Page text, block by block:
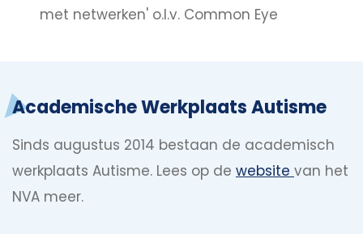
met netwerken' o.l.v. Common Eye
Academische Werkplaats Autisme
Sinds augustus 2014 bestaan de academisch
werkplaats Autisme. Lees op de website van het
NVA meer.